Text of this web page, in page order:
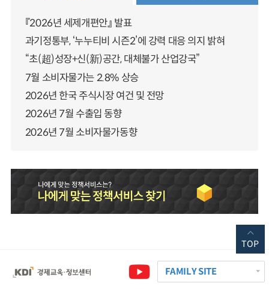
『2026년 세제개편안』 발표
과기정통부, ‘누누티비 시즌2’에 강력 대응 의지 밝혀
“초(超)성장+신(新)공간, 대체불가 산업강국”
7월 소비자물가는 2.8% 상승
2026년 한국 주식시장 여건 및 전망
2026년 7월 수출입 동향
2026년 7월 소비자물가동향
FAMILY SITE
TOP